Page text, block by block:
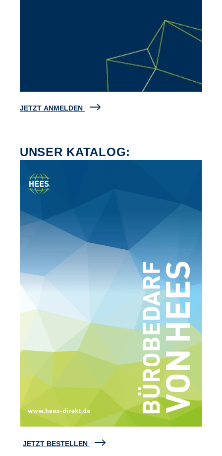
JETZT ANMELDEN
UNSER KATALOG:
JETZT BESTELLEN